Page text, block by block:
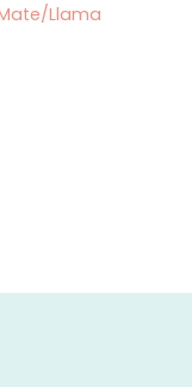
Llama
Llama cantidad